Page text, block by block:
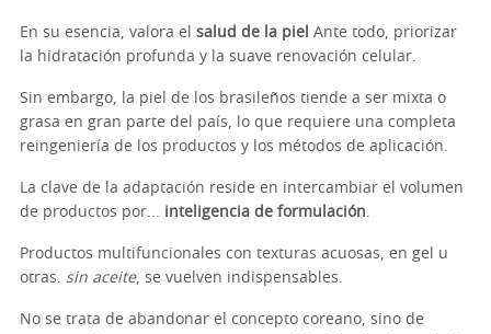
En su esencia, valora el salud de la piel Ante todo, priorizar
la hidratación profunda y la suave renovación celular.
Sin embargo, la piel de los brasileños tiende a ser mixta o
grasa en gran parte del país, lo que requiere una completa
reingeniería de los productos y los métodos de aplicación.
La clave de la adaptación reside en intercambiar el volumen
de productos por... inteligencia de formulación
Productos multifuncionales con texturas acuosas, en gel u
otras. sin aceite, se vuelven indispensables.
No se trata de abandonar el concepto coreano, sino de